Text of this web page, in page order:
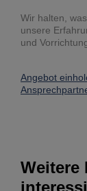
Wir halten,
unsere
und
Angebot
Weitere